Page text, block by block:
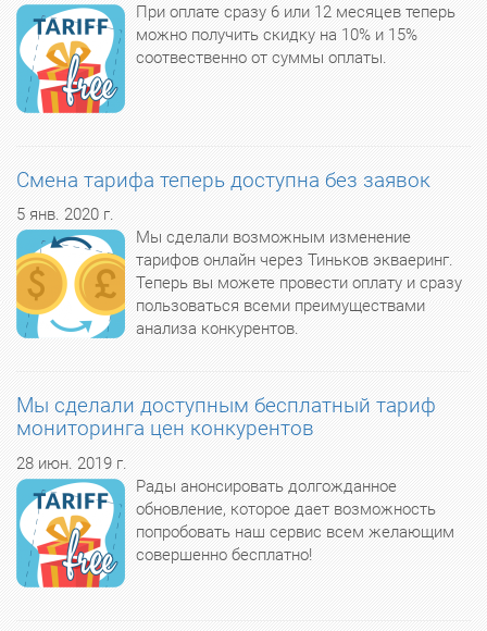
При оплате сразу 6 или 12 месяцев теперь
можно получить скидку на 10% и 15%
соотвественно от суммы оплаты.
Смена тарифа теперь доступна без заявок
5 янв. 2020 г.
Мы сделали возможным изменение
тарифов онлайн через Тиньков экваеринг.
Теперь вы можете провести оплату и сразу
пользоваться всеми преимуществами
анализа конкурентов.
Мы сделали доступным бесплатный тариф
мониторинга цен конкурентов
28 июн. 2019 г.
Рады анонсировать долгожданное
обновление, которое дает возможность
попробовать наш сервис всем желающим
совершенно бесплатно!